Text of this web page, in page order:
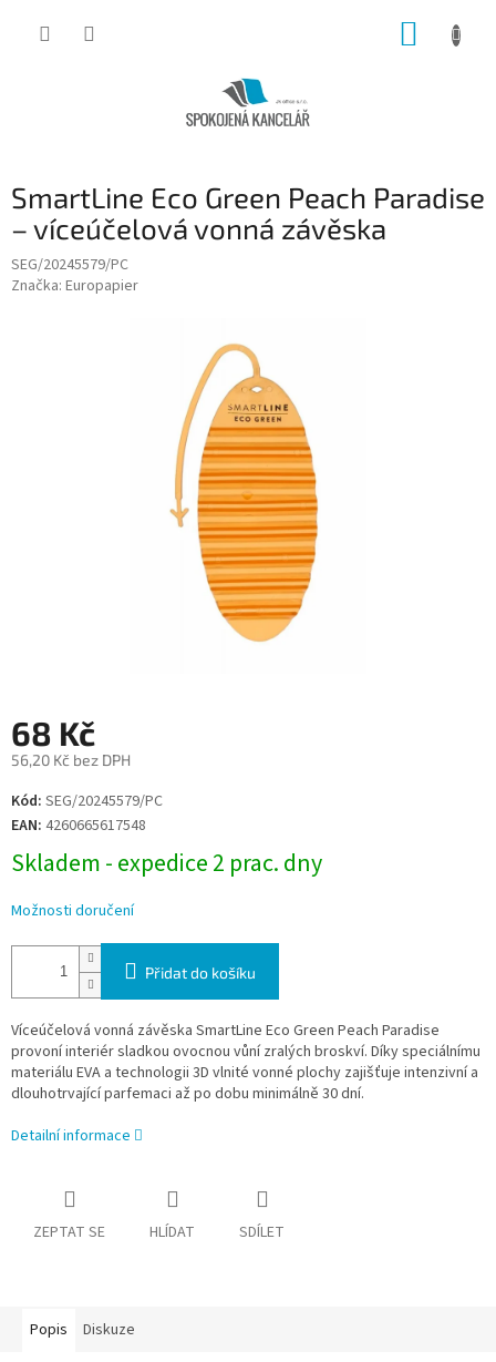
SmartLine Eco Green Peach Paradise
– víceúčelová vonná závěska
SEG/20245579/PC
Značka: Europapier
68 Kč
56,20 Kč bez DPH
Měrná
cena:
Kód: SEG/20245579/PC
EAN: 4260665617548
Skladem - expedice 2 prac. dny
Možnosti doručení
Přidat do košíku
Víceúčelová vonná závěska SmartLine Eco Green Peach Paradise
provoní interiér sladkou ovocnou vůní zralých broskví. Díky speciálnímu
materiálu EVA a technologii 3D vlnité vonné plochy zajišťuje intenzivní a
dlouhotrvající parfemaci až po dobu minimálně 30 dní.
Detailní informace
ZEPTAT SE HLÍDAT SDÍLET
Popis Diskuze